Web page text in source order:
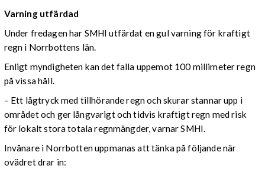
Varning utfärdad
Under fredagen har SMHI utfärdat en gul varning för kraftigt
regn i Norrbottens län.
Enligt myndigheten kan det falla uppemot 100 millimeter regn
på vissa håll.
– Ett lågtryck med tillhörande regn och skurar stannar upp i
området och ger långvarigt och tidvis kraftigt regn med risk
för lokalt stora totala regnmängder, varnar SMHI.
Invånare i Norrbotten uppmanas att tänka på följande när
ovädret drar in: